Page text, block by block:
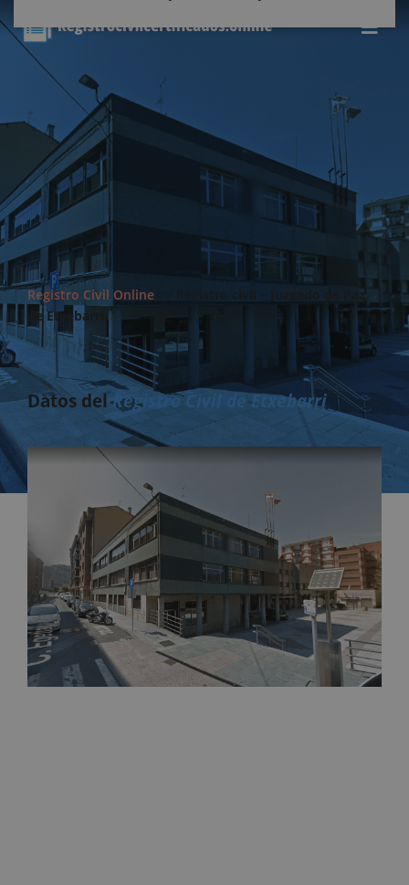
Registro Civil Online
Registro civil – Juzgado de Paz
de Etxebarri
Datos delRegistro Civil de Etxebarri